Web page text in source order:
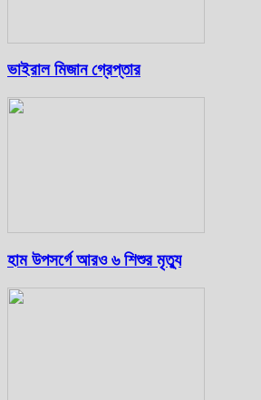
ভাইরাল মিজান গ্রেপ্তার
হাম উপসর্গে আরও ৬ শিশুর মৃত্যু